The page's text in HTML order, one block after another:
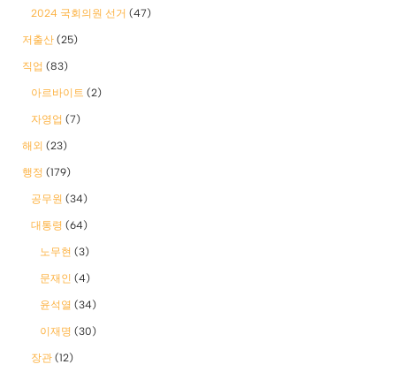
2024 국회의원 선거 (47)
저출산 (25)
직업 (83)
아르바이트 (2)
자영업 (7)
해외 (23)
행정 (179)
공무원 (34)
대통령 (64)
노무현 (3)
문재인 (4)
윤석열 (34)
이재명 (30)
장관 (12)